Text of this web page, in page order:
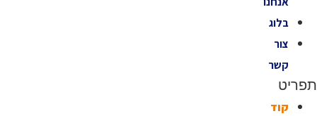
בלוג
צור
קשר
תפריט
קוד